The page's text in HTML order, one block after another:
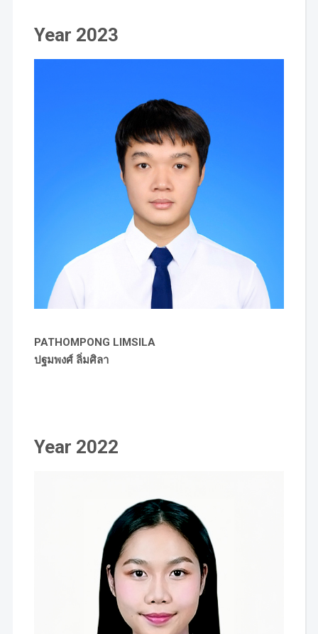
Year 2023
PATHOMPONG LIMSILA
ปฐมพงศ์ ลิ่มศิลา
Year 2022